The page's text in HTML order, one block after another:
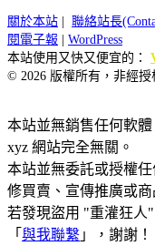
關於本站 聯絡站長
閱電子報
WordPress
本站使用又快又便宜的：
© 2026 版權所有，非經
本站並無銷售任何軟
xyz 網站完全無關。
本站並無委託或授權
修買賣、宣傳推廣或商
若發現盜用 "重灌狂人
「 與我聯繫 」，謝謝！